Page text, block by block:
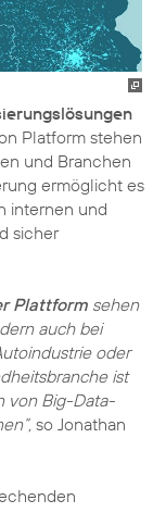
Platform stehen
und Branchen
ermöglicht es
internen und
sicher
Plattform sehen
auch bei
oder
ist
von Big-Data-
so Jonathan